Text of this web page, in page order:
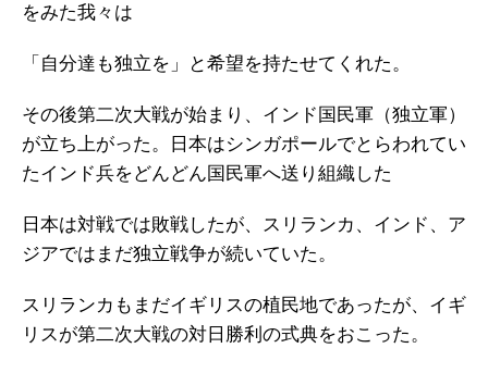
をみた我々は
「自分達も独立を」と希望を持たせてくれた。
その後第二次大戦が始まり、インド国民軍（独立軍）
が立ち上がった。日本はシンガポールでとらわれてい
たインド兵をどんどん国民軍へ送り組織した
日本は対戦では敗戦したが、スリランカ、インド、ア
ジアではまだ独立戦争が続いていた。
スリランカもまだイギリスの植民地であったが、イギ
リスが第二次大戦の対日勝利の式典をおこった。